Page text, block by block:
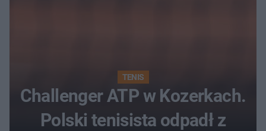
TENIS
Challenger ATP w Kozerkach.
Polski tenisista odpadł z